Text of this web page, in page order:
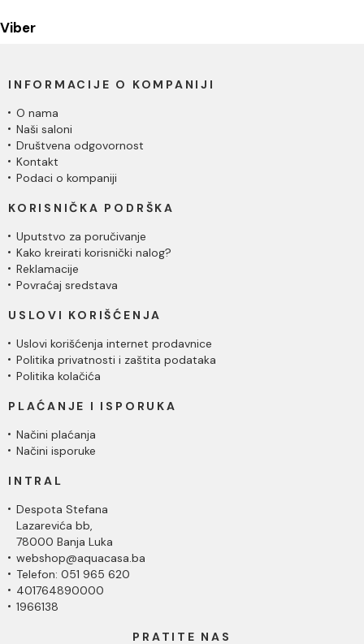
Viber
INFORMACIJE O KOMPANIJI
O nama
Naši saloni
Društvena odgovornost
Kontakt
Podaci o kompaniji
KORISNIČKA PODRŠKA
Uputstvo za poručivanje
Kako kreirati korisnički nalog?
Reklamacije
Povraćaj sredstava
USLOVI KORIŠĆENJA
Uslovi korišćenja internet prodavnice
Politika privatnosti i zaštita podataka
Politika kolačića
PLAĆANJE I ISPORUKA
Načini plaćanja
Načini isporuke
INTRAL
Despota Stefana
Lazarevića bb,
78000 Banja Luka
webshop@aquacasa.ba
Telefon: 051 965 620
401764890000
1966138
PRATITE NAS